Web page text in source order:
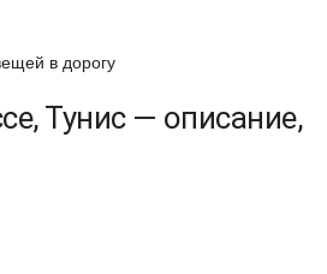
в дорогу
Тунис — описание,